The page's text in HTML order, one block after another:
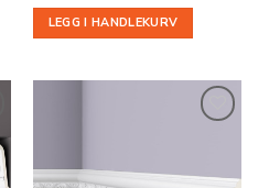
LEGG I HANDLEKURV
i